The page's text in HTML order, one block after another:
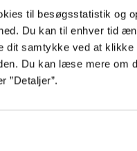
til besøgsstatistik og
Du kan til enhver tid
dit samtykke ved at klikke
Du kan læse mere om
”Detaljer”.
samme emner